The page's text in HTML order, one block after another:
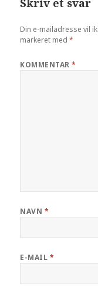
Skriv et svar
Din e-mailadresse vil
markeret med*
KOMMENTAR*
NAVN *
E-MAIL *